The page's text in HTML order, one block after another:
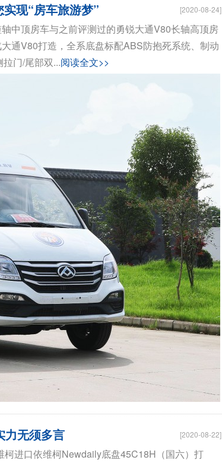
现“房车旅游梦” [2020-08-24]
中顶房车与之前评测过的勇锐大通V80长轴高顶房
通V80打造，全系底盘标配ABS防抱死系统、制动
门/尾部双...阅读全文>>
力无须多言 [2020-08-22]
柯进口依维柯Newdaily底盘45C18H（国六）打